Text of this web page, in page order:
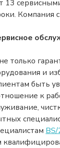
13
Компания
только
и
быть
к
BS/